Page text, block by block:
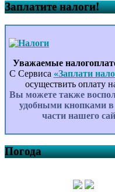
Заплатите налоги!
Уважаемые
С Сервиса «Заплати
осуществить оплату
Вы можете также
удобными кнопками
части нашего
Погода